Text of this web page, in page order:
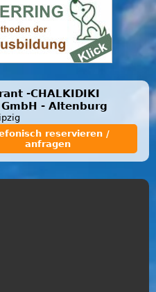
-CHALKIDIKI
GmbH - Altenburg
reservieren /
anfragen